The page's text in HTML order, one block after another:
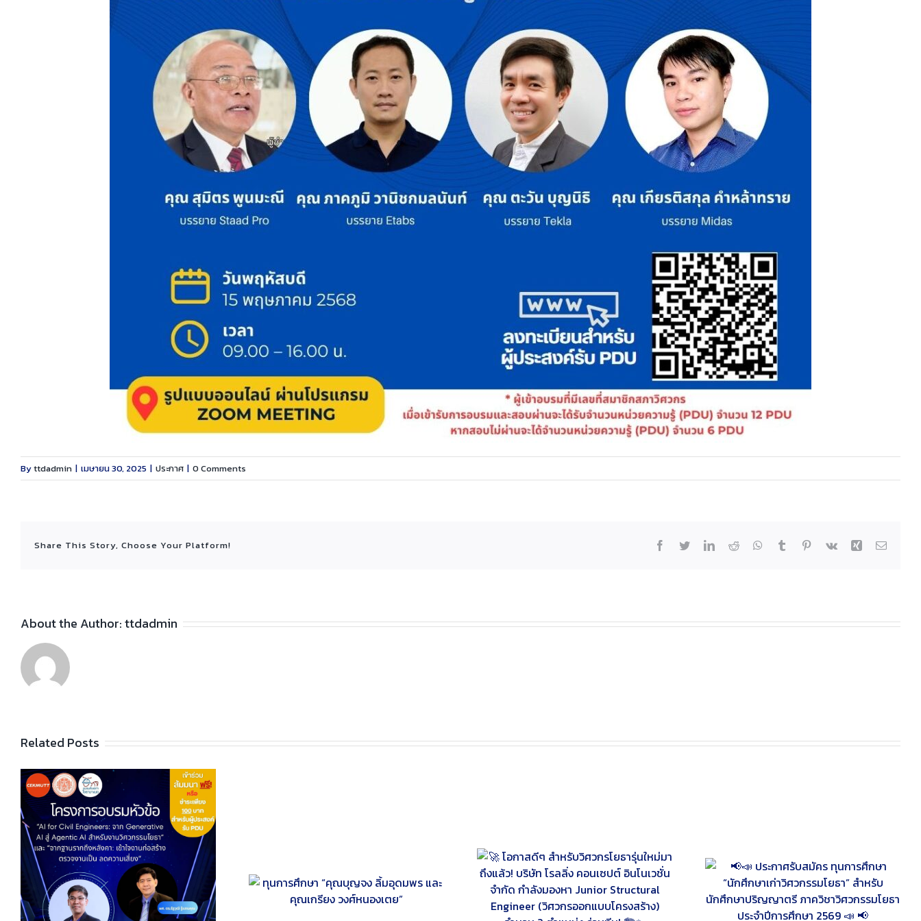
Byttdadmin | เมษายน 30, 2025 | ประกาศ | 0 Comments
Share This Story, Choose Your Platform! Facebook
TwitterLinkedIn
Reddit WhatsApp
Tumblr Pinterest
Vk Xing Email
About the Author:ttdadmin
Related Posts
ทุนการศึกษา “คุณบุญจง ลิ้มอุดมพร
และคุณเกรียง วงศ์หนองเตย”
🚀 โอกาสดีๆ สำหรับวิศวกรโยธารุ่น
ใหม่มาถึงแล้ว! บริษัท โรลลิ่ง คอนเซปต์
อินโนเวชั่น จำกัด กำลังมองหา Junior
📢📣 ประกาศรับสมัคร ทุนการศึกษา
“นักศึกษาเก่าวิศวกรรมโยธา” สำหรับ
นักศึกษาปริญญาตรี ภาควิชาวิศวกรรม